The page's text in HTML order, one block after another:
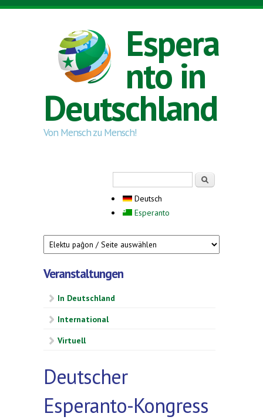
Direkt zum Inhalt
Espera
nto in
Deutschland
Von Mensch zu Mensch!
Deutsch
Esperanto
Veranstaltungen
In Deutschland
International
Virtuell
Deutscher
Esperanto-Kongress